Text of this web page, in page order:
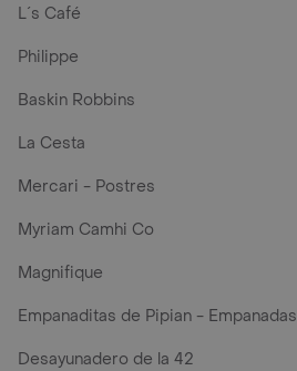
L´s Café
Philippe
Baskin Robbins
La Cesta
Mercari - Postres
Myriam Camhi Co
Magnifique
Empanaditas de Pipian - Empanadas
Desayunadero de la 42